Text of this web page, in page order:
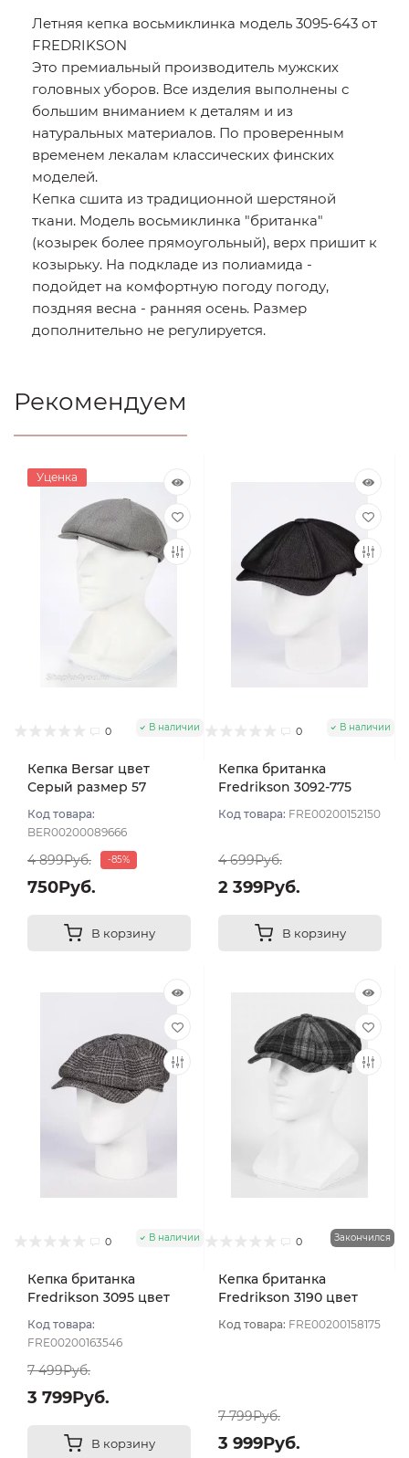
Летняя кепка восьмиклинка модель 3095-643 от
FREDRIKSON
Это премиальный производитель мужских
головных уборов. Все изделия выполнены с
большим вниманием к деталям и из
натуральных материалов. По проверенным
временем лекалам классических финских
моделей.
Кепка сшита из традиционной шерстяной
ткани. Модель восьмиклинка "британка"
(козырек более прямоугольный), верх пришит к
козырьку. На подкладе из полиамида -
подойдет на комфортную погоду погоду,
поздняя весна - ранняя осень. Размер
дополнительно не регулируется.
Рекомендуем
Уценка
0 В наличии
Кепка Bersar цвет
Серый размер 57
Код товара:
BER00200089666
4 899Руб. -85%
750Руб.
В корзину
0 В наличии
Кепка британка
Fredrikson 3092-775
размер 57
Код товара: FRE00200152150
4 699Руб.
2 399Руб.
В корзину
0 В наличии
Кепка британка
Fredrikson 3095 цвет
60
Код товара:
FRE00200163546
7 499Руб.
3 799Руб.
В корзину
0 Закончился
Кепка британка
Fredrikson 3190 цвет
59
Код товара: FRE00200158175
7 799Руб.
3 999Руб.